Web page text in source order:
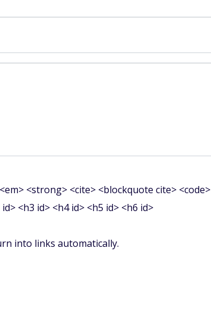
<strong> <cite> <blockquote cite>
<h3 id> <h4 id> <h5 id> <h6 id>
into links automatically.